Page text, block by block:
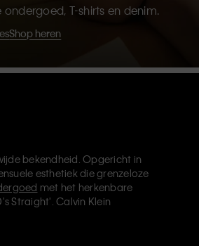
ondergoed, T-shirts en denim.
Shop heren
bekendheid. Opgericht in
esthetiek die grenzeloze
met het herkenbare
Straight'. Calvin Klein